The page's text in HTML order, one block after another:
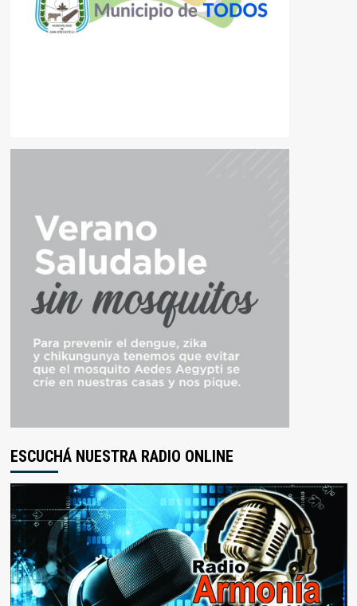
ESCUCHÁ NUESTRA RADIO ONLINE